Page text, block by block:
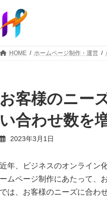
HOME ホームページ制作・運営
お客様のニー
い合わせ数を
2023年3月1日
近年、ビジネスのオンライン
ームページ制作にあたって、
では、お客様のニーズに合わ